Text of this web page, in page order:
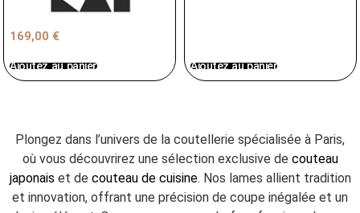
169,00 €
Ajoutez au panier Ajoutez au panier
Plongez dans l’univers de la coutellerie spécialisée à Paris,
où vous découvrirez une sélection exclusive de couteau
japonais et de couteau de cuisine. Nos lames allient tradition
et innovation, offrant une précision de coupe inégalée et un